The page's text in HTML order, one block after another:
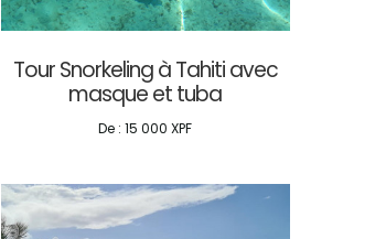
Tour Snorkeling à Tahiti avec
masque et tuba
De :15 000XPF